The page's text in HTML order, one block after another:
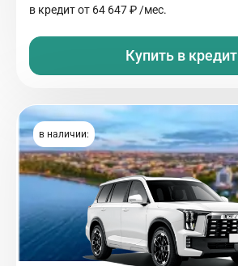
в кредит от 64 647 ₽ /мес.
Купить в кредит
в наличии: